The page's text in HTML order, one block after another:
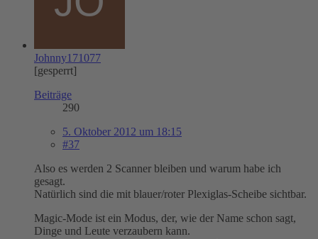
Johnny171077
[gesperrt]
Beiträge
290
5. Oktober 2012 um 18:15
#37
Also es werden 2 Scanner bleiben und warum habe ich
gesagt.
Natürlich sind die mit blauer/roter Plexiglas-Scheibe sichtbar.
Magic-Mode ist ein Modus, der, wie der Name schon sagt,
Dinge und Leute verzaubern kann.